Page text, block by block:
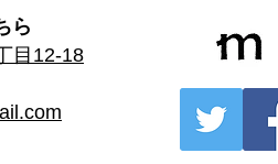
ら
目12-18